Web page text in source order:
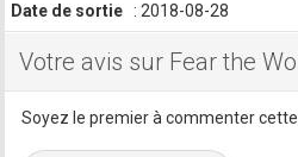
Date de sortie
: 2018-08-28
Votre avis sur Fear the
Soyez le premier à commenter